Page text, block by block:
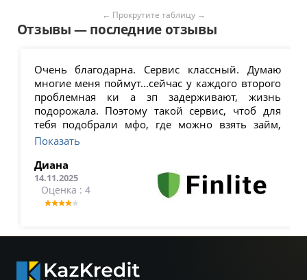
Отзывы — последние отзывы
Очень благодарна. Сервис классный. Думаю
многие меня поймут...сейчас у каждого второго
проблемная ки а зп задерживают, жизнь
подорожала. Поэтому такой сервис, чтоб для
тебя подобрали мфо, где можно взять займ,
прямо мега выручает. Но не скрою, что есть
Показать
Диана
14.11.2025
Оценка : 4